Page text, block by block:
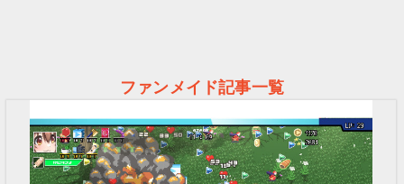
ファンメイド記事一覧